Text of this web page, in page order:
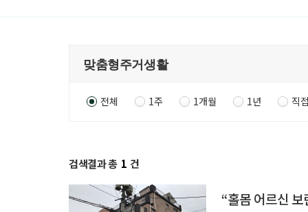
전체 1주 1개월 1년 직
검색결과 총 1 건
“홀몸 어르신